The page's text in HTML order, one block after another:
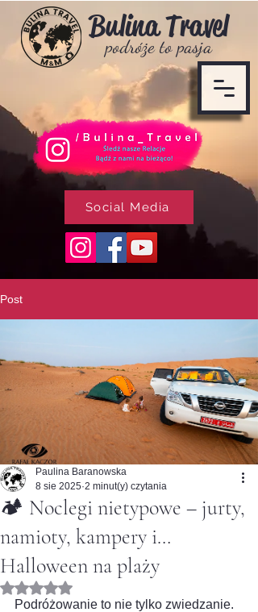
Bulina Travel
podróże to pasja
Social Media
Post
🏕️ Noclegi nietypowe – jurty,
namioty, kampery i…
Halloween na plaży
Paulina Baranowska
8 sie 2025 2 minut(y) czytania
Oceniono na NaN z 5 gwiazdek.
Podróżowanie to nie tylko zwiedzanie.